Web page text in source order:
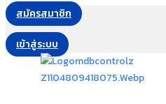
สมัครสมาชิก
เข้าสู่ระบบ